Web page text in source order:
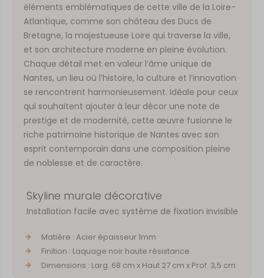
éléments emblématiques de cette ville de la Loire-
Atlantique, comme son château des Ducs de
Bretagne, la majestueuse Loire qui traverse la ville,
et son architecture moderne en pleine évolution.
Chaque détail met en valeur l’âme unique de
Nantes, un lieu où l’histoire, la culture et l’innovation
se rencontrent harmonieusement. Idéale pour ceux
qui souhaitent ajouter à leur décor une note de
prestige et de modernité, cette œuvre fusionne le
riche patrimoine historique de Nantes avec son
esprit contemporain dans une composition pleine
de noblesse et de caractère.
Skyline murale décorative
Installation facile avec système de fixation invisible
Matière : Acier épaisseur 1mm
Finition : Laquage noir haute résistance
Dimensions : Larg. 68 cm x Haut 27 cm x Prof. 3,5 cm